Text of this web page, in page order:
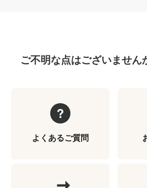
ご不明な点はございません
よくあるご質問